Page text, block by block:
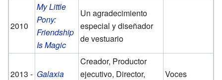
2010
My Little
Pony:
Friendship
Is Magic
Un agradecimiento
especial y diseñador
de vestuario
2013 - Galaxia
Creador, Productor
ejecutivo, Director,
Voces